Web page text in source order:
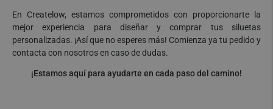
En Createlow, estamos comprometidos con proporcionarte la
mejor experiencia para diseñar y comprar tus siluetas
personalizadas. ¡Así que no esperes más! Comienza ya tu pedido y
contacta con nosotros en caso de dudas.
¡Estamos aquí para ayudarte en cada paso del camino!